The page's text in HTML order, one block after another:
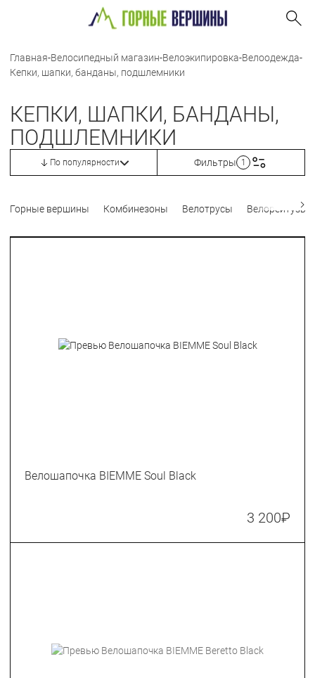
Главная-Велосипедный магазин-Велоэкипировка-Велоодежда-
Кепки, шапки, банданы, подшлемники
КЕПКИ, ШАПКИ, БАНДАНЫ,
ПОДШЛЕМНИКИ
По популярности Фильтры 1
Горные вершины Комбинезоны Велотрусы Велорейтузы
Велошапочка BIEMME Soul Black
3 200₽